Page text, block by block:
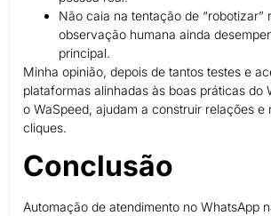
Não caia na tentação de “robotizar”
observação humana ainda
principal.
Minha opinião, depois de tantos testes e
plataformas alinhadas às boas práticas do
o WaSpeed, ajudam a construir relações e
cliques.
Conclusão
Automação de atendimento no WhatsApp